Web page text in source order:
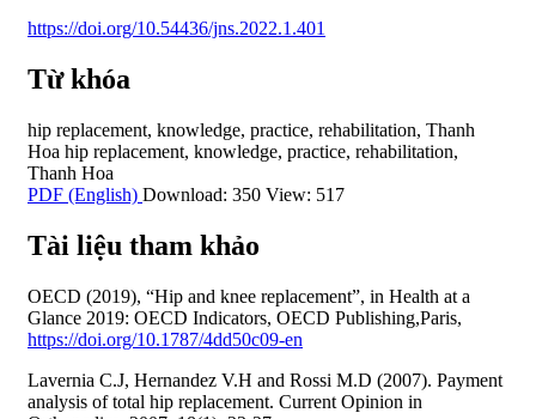
https://doi.org/10.54436/jns.2022.1.401
Từ khóa
hip replacement, knowledge, practice, rehabilitation, Thanh
Hoa hip replacement, knowledge, practice, rehabilitation,
Thanh Hoa
PDF (English) Download: 350 View: 517
Tài liệu tham khảo
OECD (2019), “Hip and knee replacement”, in Health at a
Glance 2019: OECD Indicators, OECD Publishing,Paris,
https://doi.org/10.1787/4dd50c09-en
Lavernia C.J, Hernandez V.H and Rossi M.D (2007). Payment
analysis of total hip replacement. Current Opinion in